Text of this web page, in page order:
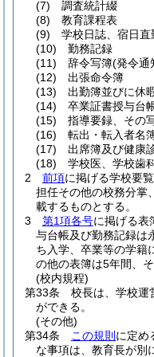
(7)
調査統計綴
(8)
教育課程表
(9)
学校日誌、宿日
(10)
勤務記録
(11)
辞令写簿(発令通
(12)
出張命令簿
(13)
出勤簿並びに休
(14)
卒業証書授与台
(15)
指導要録、その
(16)
転出・転入者名
(17)
出席簿及び健康
(18)
学校医、学校歯
2
前項に掲げる学校要
担任その他の校務分掌
載するものとする。
3
第1項各号に掲げる表
与台帳及び勤務記録は
ち入学、卒業等の学籍
の他の表簿は5年間、
(校内規程)
第33条
校長は、学校運
ができる。
(その他)
第34条
この規則 に定め
な事項は、教育長が別